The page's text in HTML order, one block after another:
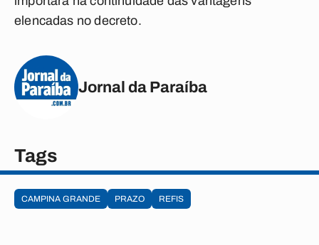
elencadas no decreto.
Jornal da Paraíba
Tags
CAMPINA GRANDE PRAZO REFIS